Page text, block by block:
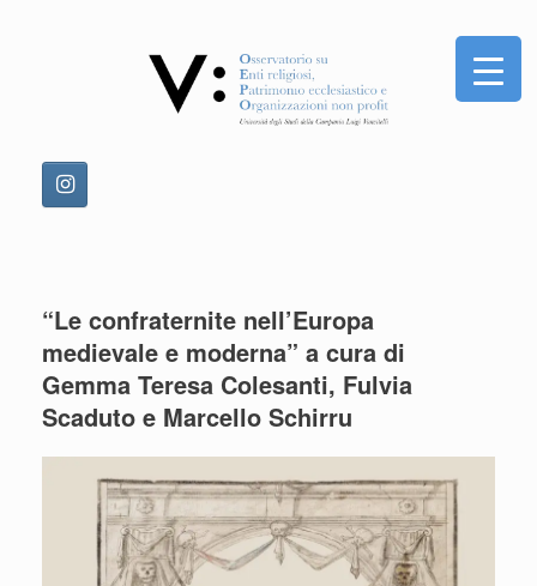
“Le confraternite nell’Europa
medievale e moderna” a cura di
Gemma Teresa Colesanti, Fulvia
Scaduto e Marcello Schirru